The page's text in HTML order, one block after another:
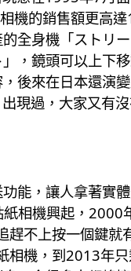
機的銷售額更高
全身機「ストリ
，鏡頭可以上下
後來在日本還演
現過，大家又有
能，讓人拿著實
相機興起，2000
不上按一個鍵就
機，到2013年